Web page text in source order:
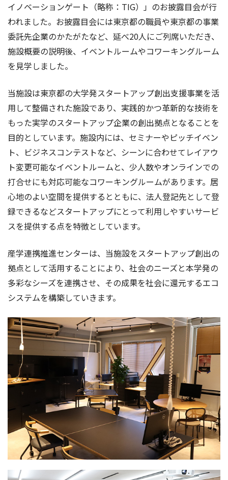
イノベーションゲート（略称：TIG）」のお披露目会が行
われました。お披露目会には東京都の職員や東京都の事業
委託先企業のかたがたなど、延べ20人にご列席いただき、
施設概要の説明後、イベントルームやコワーキングルーム
を見学しました。
当施設は東京都の大学発スタートアップ創出支援事業を活
用して整備された施設であり、実践的かつ革新的な技術を
もった実学のスタートアップ企業の創出拠点となることを
目的としています。施設内には、セミナーやピッチイベン
ト、ビジネスコンテストなど、シーンに合わせてレイアウ
ト変更可能なイベントルームと、少人数やオンラインでの
打合せにも対応可能なコワーキングルームがあります。居
心地のよい空間を提供するとともに、法人登記先として登
録できるなどスタートアップにとって利用しやすいサービ
スを提供する点を特徴としています。
産学連携推進センターは、当施設をスタートアップ創出の
拠点として活用することにより、社会のニーズと本学発の
多彩なシーズを連携させ、その成果を社会に還元するエコ
システムを構築していきます。